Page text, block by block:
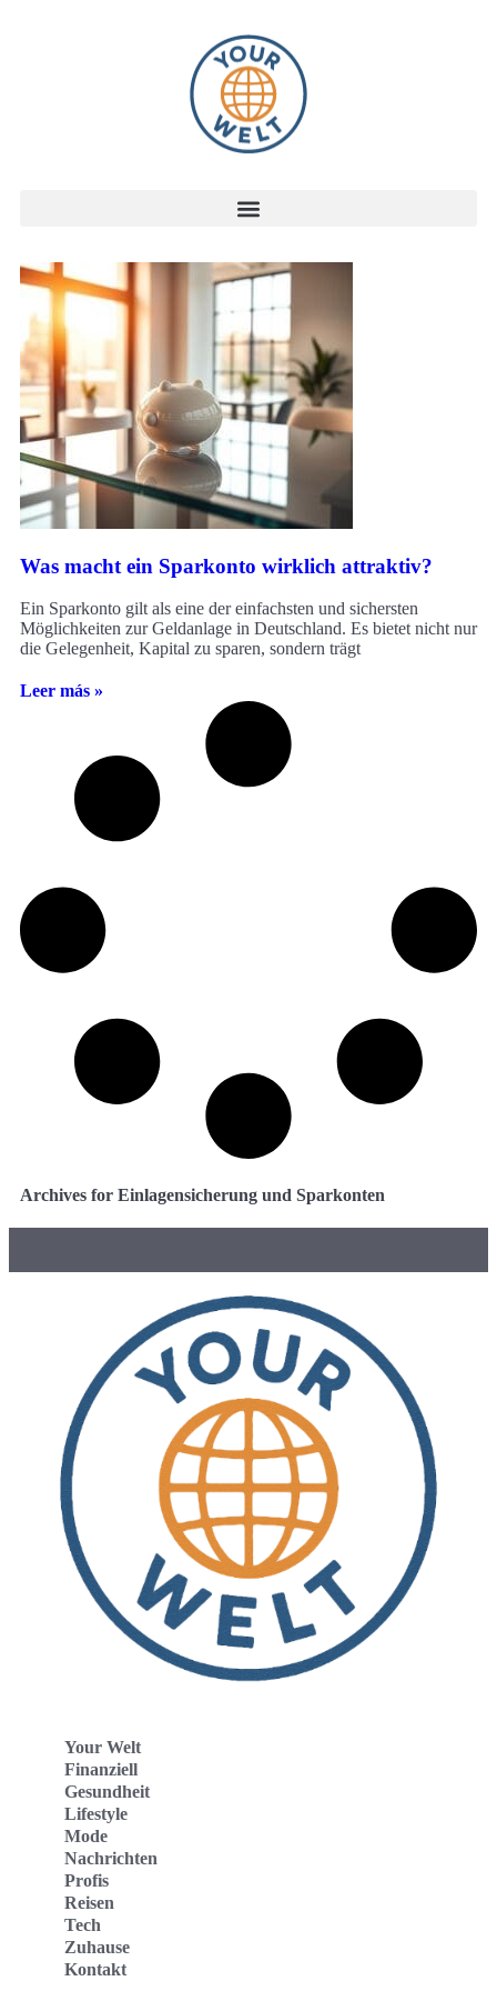
Was macht ein Sparkonto wirklich attraktiv?
Ein Sparkonto gilt als eine der einfachsten und sichersten
Möglichkeiten zur Geldanlage in Deutschland. Es bietet nicht nur
die Gelegenheit, Kapital zu sparen, sondern trägt
Leer más »
Archives for Einlagensicherung und Sparkonten
Your Welt
Finanziell
Gesundheit
Lifestyle
Mode
Nachrichten
Profis
Reisen
Tech
Zuhause
Kontakt